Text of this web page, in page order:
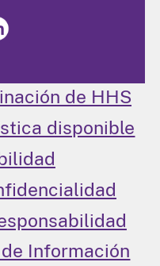
de HHS
disponible
Información